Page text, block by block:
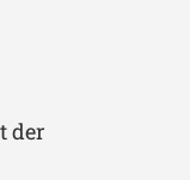
der